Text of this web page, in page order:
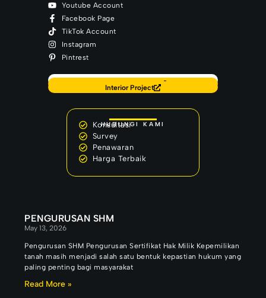
Youtube Account
Facebook Page
TikTok Account
Instagram
Pintrest
Our Latest Project
Interior Project
HUBUNGI KAMI
Konsultasi
Survey
Penawaran
Harga Terbaik
PENGURUSAN SHM
May 13, 2026
Pengurusan SHM Pengurusan Sertifikat Hak Milik Kepemilikan
tanah masih menjadi salah satu bentuk kepastian hukum yang
paling penting bagi masyarakat
Read More »